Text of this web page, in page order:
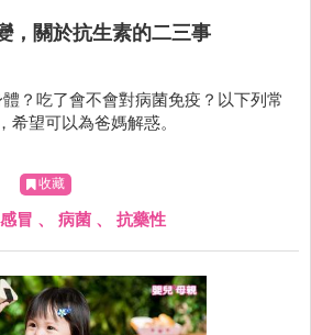
，關於抗生素的二三事
？吃了會不會對病菌免疫？以下列常
希望可以為爸媽解惑。
收藏
感冒 、 病菌 、 抗藥性